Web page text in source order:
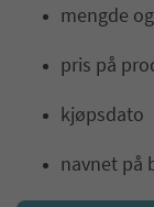
mengde
pris på
kjøpsdato
navnet på